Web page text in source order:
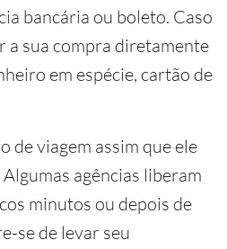
bancária ou boleto. Caso
a sua compra diretamente
em espécie, cartão de
de viagem assim que ele
agências liberam
minutos ou depois de
se de levar seu